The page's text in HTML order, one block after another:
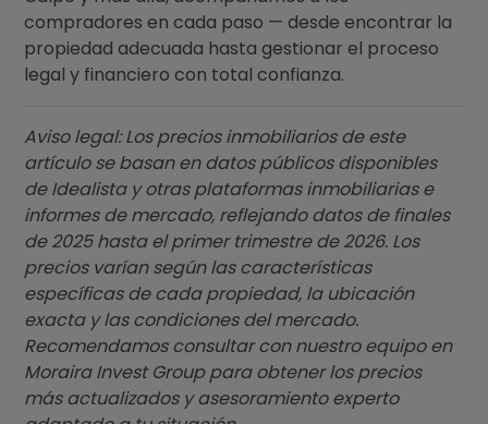
compradores en cada paso — desde encontrar la
propiedad adecuada hasta gestionar el proceso
legal y financiero con total confianza.
Aviso legal: Los precios inmobiliarios de este
artículo se basan en datos públicos disponibles
de Idealista y otras plataformas inmobiliarias e
informes de mercado, reflejando datos de finales
de 2025 hasta el primer trimestre de 2026. Los
precios varían según las características
específicas de cada propiedad, la ubicación
exacta y las condiciones del mercado.
Recomendamos consultar con nuestro equipo en
Moraira Invest Group para obtener los precios
más actualizados y asesoramiento experto